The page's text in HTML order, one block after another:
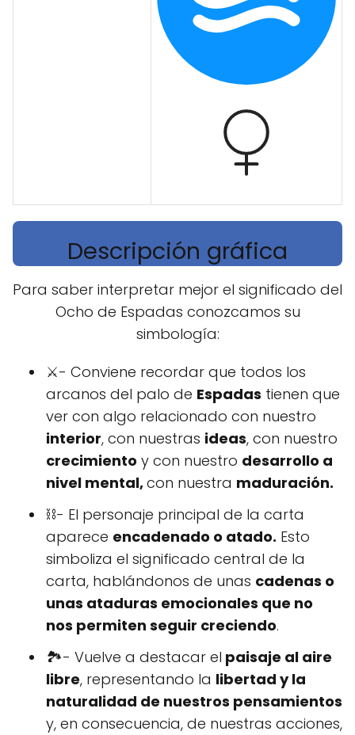
Descripción gráfica
Para saber interpretar mejor el significado del
Ocho de Espadas conozcamos su
simbología:
⚔- Conviene recordar que todos los
arcanos del palo de Espadas tienen que
ver con algo relacionado con nuestro
interior, con nuestras ideas, con nuestro
crecimiento y con nuestro desarrollo a
nivel mental,con nuestra maduración.
⛓- El personaje principal de la carta
aparece encadenado o atado. Esto
simboliza el significado central de la
carta, hablándonos de unas cadenas o
unas ataduras emocionales que no
nos permiten seguir creciendo.
🏞- Vuelve a destacar el paisaje al aire
libre, representando la libertad y la
naturalidad de nuestros pensamientos
y, en consecuencia, de nuestras acciones,